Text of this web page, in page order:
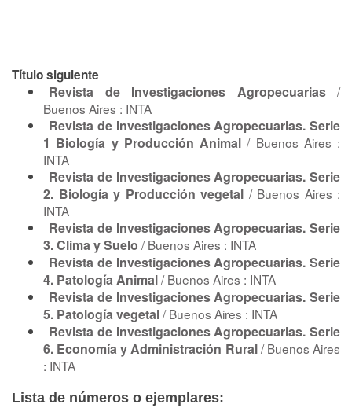
Título siguiente
Revista de Investigaciones Agropecuarias/
Buenos Aires : INTA
Revista de Investigaciones Agropecuarias. Serie
1 Biología y Producción Animal / Buenos Aires :
INTA
Revista de Investigaciones Agropecuarias. Serie
2. Biología y Producción vegetal / Buenos Aires :
INTA
Revista de Investigaciones Agropecuarias. Serie
3. Clima y Suelo / Buenos Aires : INTA
Revista de Investigaciones Agropecuarias. Serie
4. Patología Animal/ Buenos Aires : INTA
Revista de Investigaciones Agropecuarias. Serie
5. Patología vegetal/ Buenos Aires : INTA
Revista de Investigaciones Agropecuarias. Serie
6. Economía y Administración Rural/ Buenos Aires
: INTA
Lista de números o ejemplares: